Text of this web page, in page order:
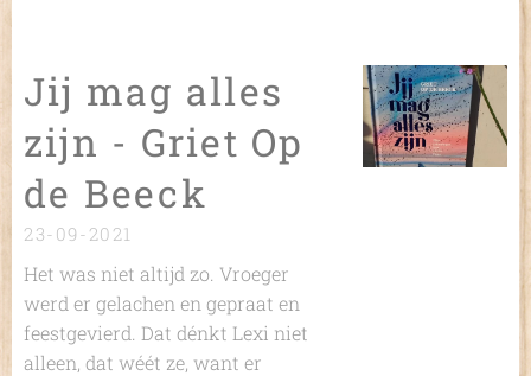
Jij mag alles
zijn - Griet Op
de Beeck
23-09-2021
Het was niet altijd zo. Vroeger
werd er gelachen en gepraat en
feestgevierd. Dat dénkt Lexi niet
alleen, dat wéét ze, want er